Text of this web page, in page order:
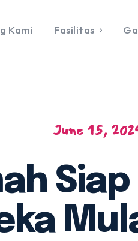
Kami Fasilitas
June 15,